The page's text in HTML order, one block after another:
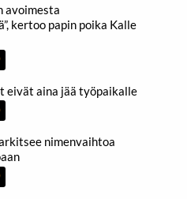
avoimesta
kertoo papin poika Kalle
eivät aina jää työpaikalle
nimenvaihtoa